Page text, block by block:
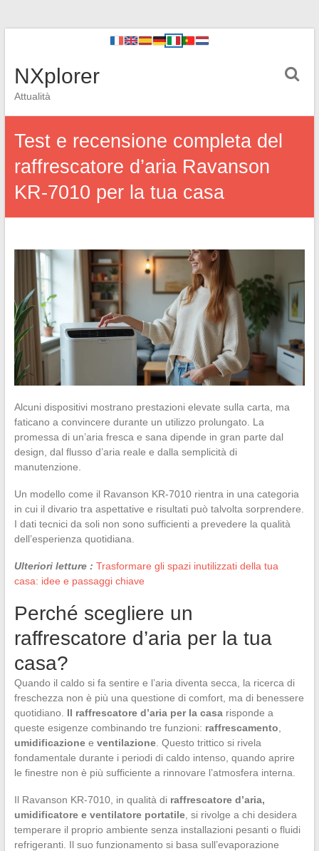
NXplorer
Attualità
Test e recensione completa del
raffrescatore d’aria Ravanson
KR-7010 per la tua casa
Alcuni dispositivi mostrano prestazioni elevate sulla carta, ma
faticano a convincere durante un utilizzo prolungato. La
promessa di un’aria fresca e sana dipende in gran parte dal
design, dal flusso d’aria reale e dalla semplicità di
manutenzione.
Un modello come il Ravanson KR-7010 rientra in una categoria
in cui il divario tra aspettative e risultati può talvolta sorprendere.
I dati tecnici da soli non sono sufficienti a prevedere la qualità
dell’esperienza quotidiana.
Ulteriori letture : Trasformare gli spazi inutilizzati della tua
casa: idee e passaggi chiave
Perché scegliere un
raffrescatore d’aria per la tua
casa?
Quando il caldo si fa sentire e l’aria diventa secca, la ricerca di
freschezza non è più una questione di comfort, ma di benessere
quotidiano. Il raffrescatore d’aria per la casarisponde a
queste esigenze combinando tre funzioni: raffrescamento
umidificazionee ventilazione. Questo trittico si rivela
fondamentale durante i periodi di caldo intenso, quando aprire
le finestre non è più sufficiente a rinnovare l’atmosfera interna.
Il Ravanson KR-7010, in qualità di raffrescatore d’aria,
umidificatore e ventilatore portatile, si rivolge a chi desidera
temperare il proprio ambiente senza installazioni pesanti o fluidi
refrigeranti. Il suo funzionamento si basa sull’evaporazione